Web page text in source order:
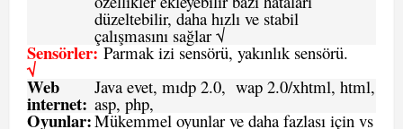
düzeltebilir, daha hızlı ve stabil
çalışmasını sağlar √
Sensörler:
√
Parmak izi sensörü, yakınlık sensörü.
Web
internet:
Java evet, mıdp 2.0, wap 2.0/xhtml, html,
asp, php,
Oyunlar:Mükemmel oyunlar ve daha fazlası için vs